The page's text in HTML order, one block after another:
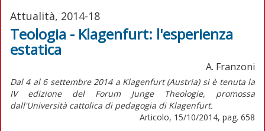
Attualità, 2014-18
Teologia - Klagenfurt: l'esperienza
estatica
A. Franzoni
Dal 4 al 6 settembre 2014 a Klagenfurt (Austria) si è tenuta la
IV edizione del Forum Junge Theologie, promossa
dall'Università cattolica di pedagogia di Klagenfurt.
Articolo, 15/10/2014, pag. 658